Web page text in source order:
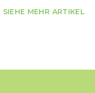
SIEHE MEHR ARTIKEL